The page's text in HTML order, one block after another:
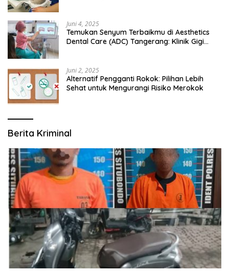
Juni 4, 2025
Temukan Senyum Terbaikmu di Aesthetics
Dental Care (ADC) Tangerang: Klinik Gigi
Juni 2, 2025
Alternatif Pengganti Rokok: Pilihan Lebih
Sehat untuk Mengurangi Risiko Merokok
Berita Kriminal